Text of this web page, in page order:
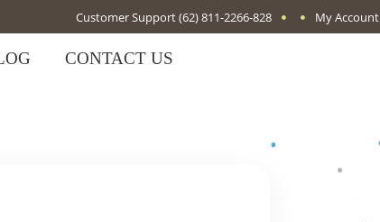
Customer Support(62) 811-2266-828 My Account
CONTACT US